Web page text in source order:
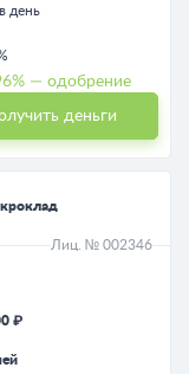
день
% — одобрение
деньги
Лиц. № 002346
₽